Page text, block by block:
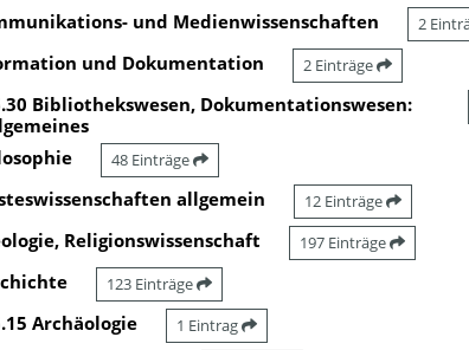
und Medienwissenschaften
2
und Dokumentation 2 Einträge
Bibliothekswesen, Dokumentationswesen:
48 Einträge
allgemein 12 Einträge
Religionswissenschaft 197 Einträge
123 Einträge
Archäologie 1 Eintrag